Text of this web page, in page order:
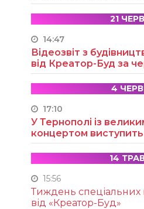
21
14:47
Відеозвіт з
від Креатор-Буд за
4
17:10
У Тернополі із
концертом виступить
14
15:56
Тиждень
від «Креатор-Буд»